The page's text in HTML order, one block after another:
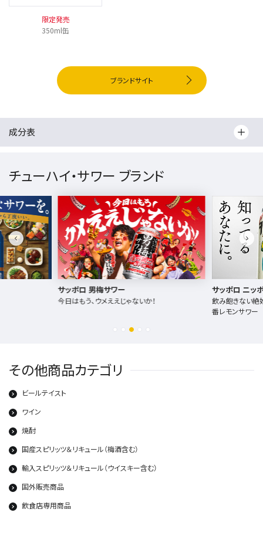
限定発売
350ml缶
ブランドサイト
成分表
チューハイ・サワー ブランド
サッポロ 男梅サワー
今日はもう、ウメええじゃないか！
サッポロ ニッ
飲み飽きない絶
番レモンサワー
その他商品カテゴリ
ビールテイスト
ワイン
焼酎
国産スピリッツ＆リキュール（梅酒含む）
輸入スピリッツ＆リキュール（ウイスキー含む）
国外販売商品
飲食店専用商品